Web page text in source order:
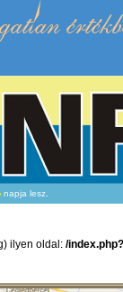
napja lesz.
ilyen oldal: /